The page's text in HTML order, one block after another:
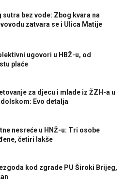
bez vode: Zbog kvara na
zatvara se i Ulica Matije
ugovori u HBŽ-u, od
plaće
za djecu i mlade iz ŽZH-a u
Evo detalja
nesreće u HNŽ-u: Tri osobe
četiri lakše
kod zgrade PU Široki Brijeg,